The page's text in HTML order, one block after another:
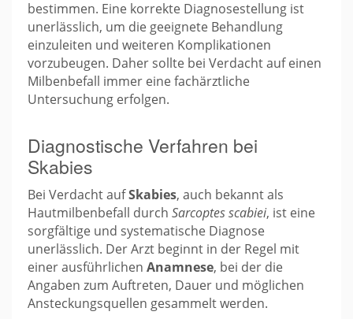
bestimmen. Eine korrekte Diagnosestellung ist
unerlässlich, um die geeignete Behandlung
einzuleiten und weiteren Komplikationen
vorzubeugen. Daher sollte bei Verdacht auf einen
Milbenbefall immer eine fachärztliche
Untersuchung erfolgen.
Diagnostische Verfahren bei
Skabies
Bei Verdacht aufSkabies, auch bekannt als
Hautmilbenbefall durch Sarcoptes scabiei, ist eine
sorgfältige und systematische Diagnose
unerlässlich. Der Arzt beginnt in der Regel mit
einer ausführlichen Anamnese, bei der die
Angaben zum Auftreten, Dauer und möglichen
Ansteckungsquellen gesammelt werden.